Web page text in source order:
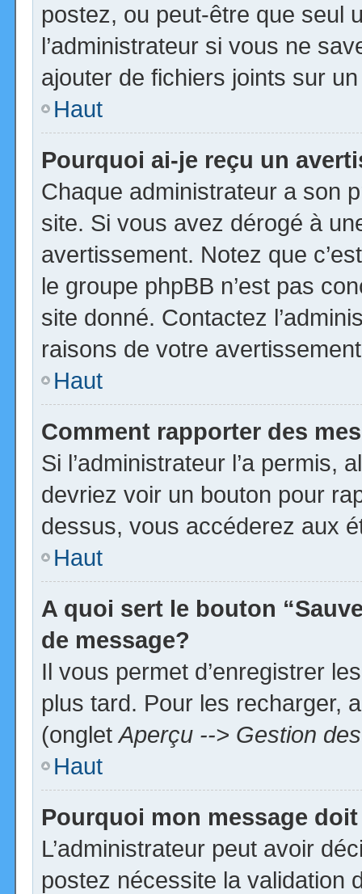
postez, ou peut-être que seul
l’administrateur si vous ne
ajouter de fichiers joints sur
Haut
Pourquoi ai-je reçu un
Chaque administrateur a son
site. Si vous avez dérogé à
avertissement. Notez que
le groupe phpBB n’est pas
site donné. Contactez
raisons de votre
Haut
Comment rapporter des
Si l’administrateur l’a permis,
devriez voir un bouton pour
dessus, vous accéderez aux
Haut
A quoi sert le bouton
de message?
Il vous permet d’enregistrer
plus tard. Pour les recharger,
(ongletAperçu --> Gestion
Haut
Pourquoi mon message
L’administrateur peut avoir
postez nécessite la validation